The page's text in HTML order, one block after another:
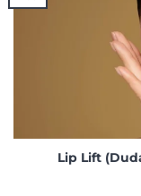
Lip Lift